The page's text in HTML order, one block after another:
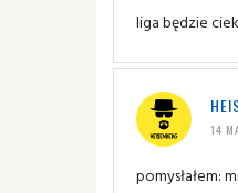
liga będzie
14
pomysłałem: